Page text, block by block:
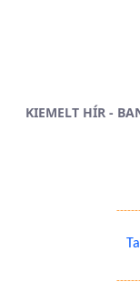
KIEMELT HÍR -